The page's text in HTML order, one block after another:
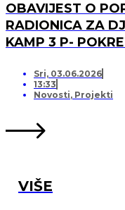
OBAVIJEST O
RADIONICA ZA
KAMP 3 P-
LISTU ČEKANJA
Sri, 03.06.2026
13:33
Novosti, Projekti
VIŠE